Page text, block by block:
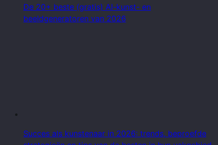
De 20+ beste (gratis) AI-kunst- en
beeldgeneratoren van 2026
Succes als kunstenaar in 2026: trends, beproefde